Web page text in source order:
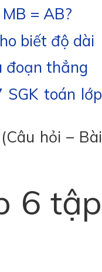
= AB?
biết độ dài
đoạn thẳng
toán lớp
hỏi – Bài
6 tập